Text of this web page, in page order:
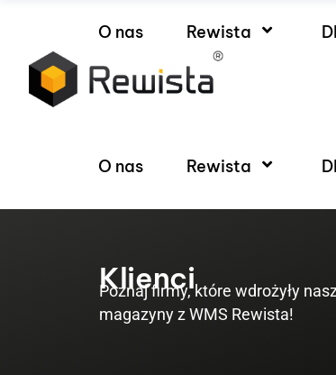
O nas Rewista
O nas Rewista
Klienci
Poznaj firmy, które wdrożyły
magazyny z WMS Rewista!